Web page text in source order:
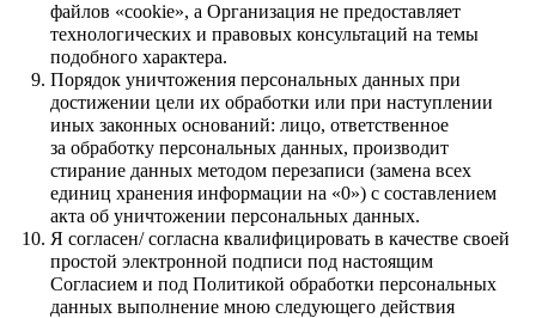
файлов «cookie», а Организация не предоставляет
технологических и правовых консультаций на темы
подобного характера.
Порядок уничтожения персональных данных при
достижении цели их обработки или при наступлении
иных законных оснований: лицо, ответственное
за обработку персональных данных, производит
стирание данных методом перезаписи (замена всех
единиц хранения информации на «0») с составлением
акта об уничтожении персональных данных.
Я согласен/ согласна квалифицировать в качестве своей
простой электронной подписи под настоящим
Согласием и под Политикой обработки персональных
данных выполнение мною следующего действия